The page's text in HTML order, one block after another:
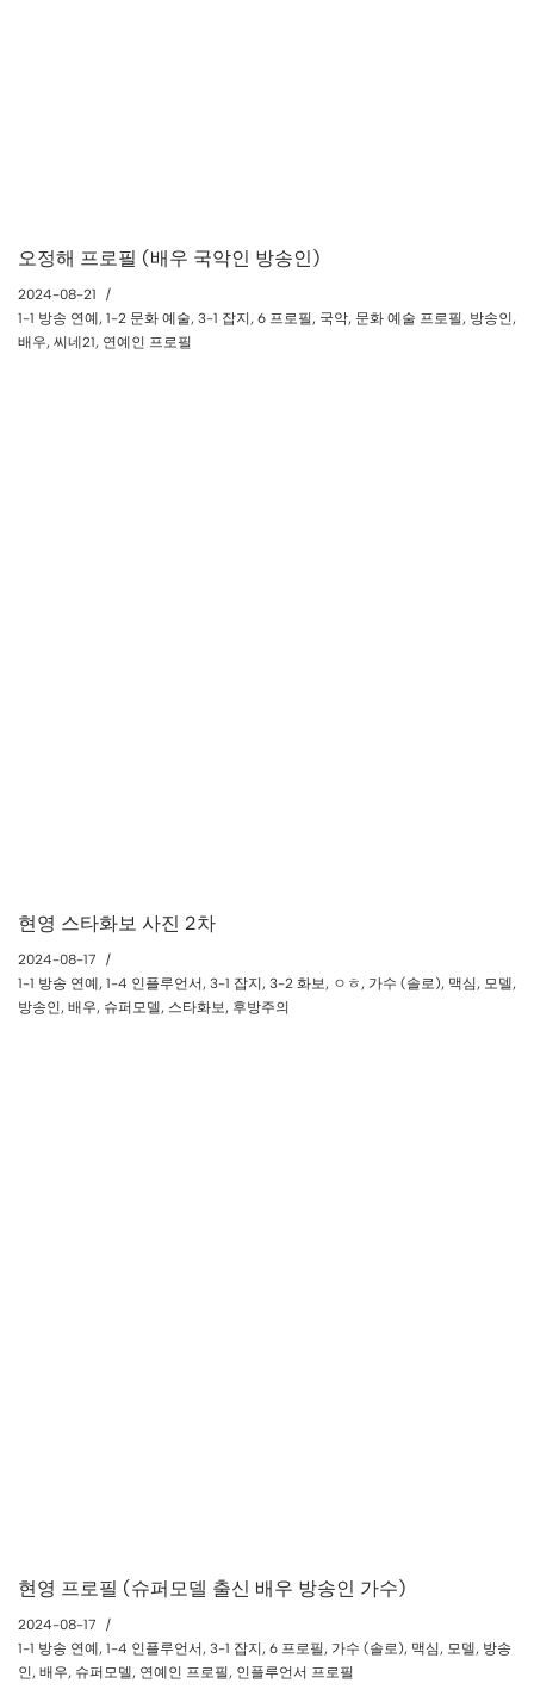
오정해 프로필 (배우 국악인 방송인)
2024-08-21
1-1 방송 연예, 1-2 문화 예술, 3-1 잡지, 6 프로필, 국악, 문화 예술 프로필, 방송인,
배우, 씨네21, 연예인 프로필
현영 스타화보 사진 2차
2024-08-17
1-1 방송 연예, 1-4 인플루언서, 3-1 잡지, 3-2 화보, ㅇㅎ , 가수 (솔로), 맥심, 모델,
방송인, 배우, 슈퍼모델, 스타화보, 후방주의
현영 프로필 (슈퍼모델 출신 배우 방송인 가수)
2024-08-17
1-1 방송 연예, 1-4 인플루언서, 3-1 잡지, 6 프로필, 가수 (솔로), 맥심, 모델, 방송
인, 배우, 슈퍼모델, 연예인 프로필, 인플루언서 프로필